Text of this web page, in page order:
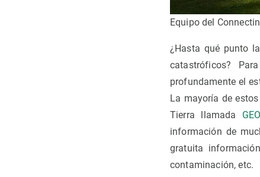
Equipo del
¿Hasta qué punto
catastróficos?
profundamente el
La mayoría de
Tierra llamada
información de
gratuita
contaminación, etc.